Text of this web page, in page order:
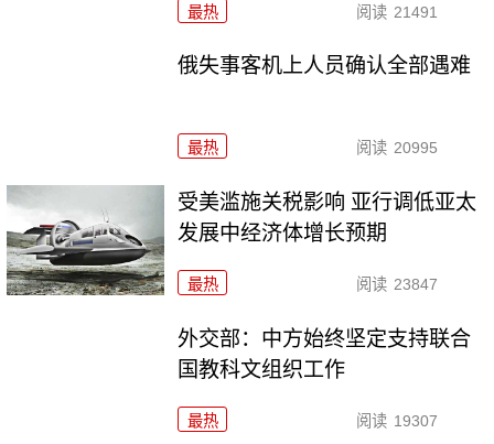
最热 阅读 21491
俄失事客机上人员确认全部遇难
最热 阅读 20995
受美滥施关税影响 亚行调低亚太
发展中经济体增长预期
最热 阅读 23847
外交部：中方始终坚定支持联合
国教科文组织工作
最热 阅读 19307